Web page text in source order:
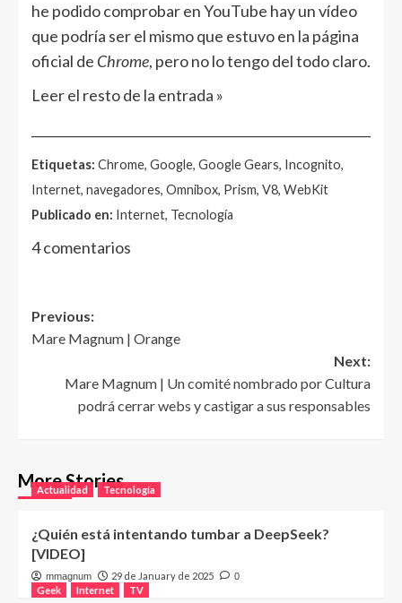
he podido comprobar en YouTube hay un vídeo
que podría ser el mismo que estuvo en la página
oficial de Chrome, pero no lo tengo del todo claro.
Leer el resto de la entrada »
Etiquetas: Chrome, Google, Google Gears, Incognito,
Internet, navegadores, Omnibox, Prism, V8, WebKit
Publicado en: Internet, Tecnología
4 comentarios
Post
navigation
Previous:
Mare Magnum | Orange
Next:
Mare Magnum | Un comité nombrado por Cultura
podrá cerrar webs y castigar a sus responsables
More Stories
Actualidad Tecnología
¿Quién está intentando tumbar a DeepSeek?
[VIDEO]
mmagnum 29 de January de 2025 0
Geek Internet TV